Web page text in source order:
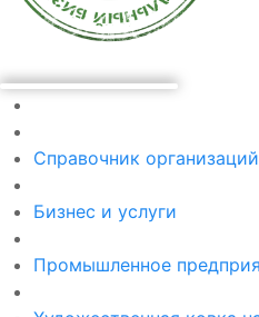
Справочник организаций
Бизнес и услуги
Промышленное